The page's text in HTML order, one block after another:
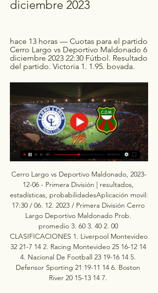
diciembre 2023
hace 13 horas — Cuotas para el partido
Cerro Largo vs Deportivo Maldonado 6
diciembre 2023 22:30 Fútbol. Resultado
del partido. Victoria 1. 1.95. bovada.
Cerro Largo vs Deportivo Maldonado, 2023-
12-06 - Primera División | resultados,
estadísticas, probabilidadesAplicación movil:
17:30 / 06. 12. 2023 / Primera División Cerro
Largo Deportivo Maldonado Prob.
promedio 3. 60 3. 40 2. 00
CLASIFICACIONES 1. Liverpool Montevideo
32 21-7 14 2. Racing Montevideo 25 16-12 14
4. Nacional De Football 23 19-16 14 5.
Defensor Sporting 21 19-11 14 6. Boston
River 20 15-13 14 7.